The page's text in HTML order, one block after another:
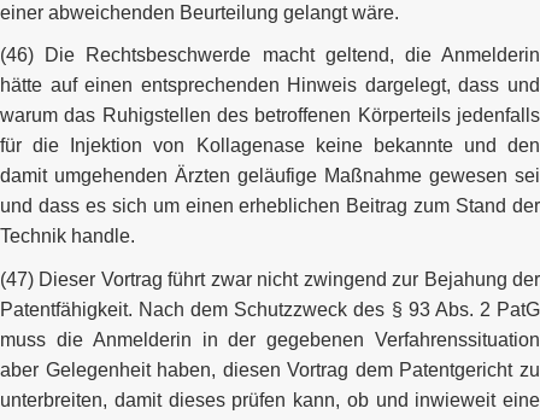
einer abweichenden Beurteilung gelangt wäre.
(46) Die Rechtsbeschwerde macht geltend, die Anmelderin
hätte auf einen entsprechenden Hinweis dargelegt, dass und
warum das Ruhigstellen des betroffenen Körperteils jedenfalls
für die Injektion von Kollagenase keine bekannte und den
damit umgehenden Ärzten geläufige Maßnahme gewesen sei
und dass es sich um einen erheblichen Beitrag zum Stand der
Technik handle.
(47) Dieser Vortrag führt zwar nicht zwingend zur Bejahung der
Patentfähigkeit. Nach dem Schutzzweck des § 93 Abs. 2 PatG
muss die Anmelderin in der gegebenen Verfahrenssituation
aber Gelegenheit haben, diesen Vortrag dem Patentgericht zu
unterbreiten, damit dieses prüfen kann, ob und inwieweit eine